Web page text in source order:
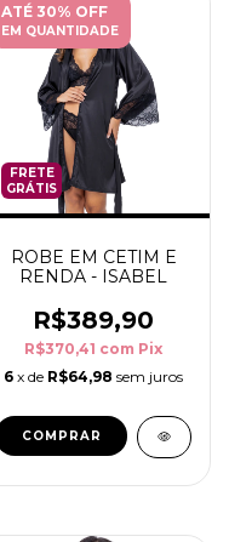
ATÉ 30% OFF
EM QUANTIDADE
FRETE
GRÁTIS
ROBE EM CETIM E
RENDA - ISABEL
R$389,90
R$370,41 com Pix
6 x de R$64,98 sem juros
COMPRAR